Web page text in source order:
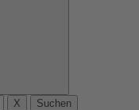
X Suchen